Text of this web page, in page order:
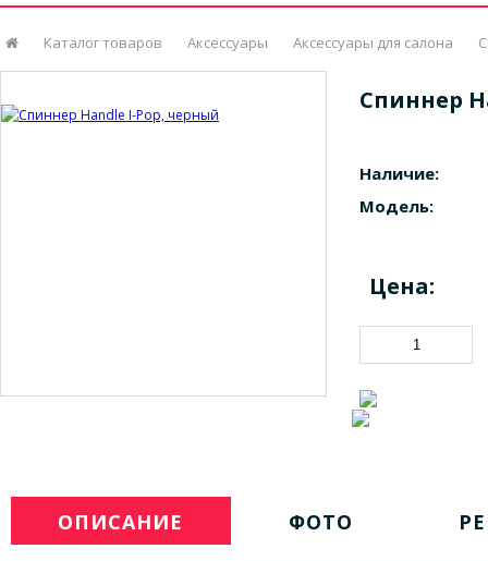
Каталог товаров Аксессуары Аксессуары для салона
Спиннер
Наличие:
Модель:
Цена:
ОПИСАНИЕ ФОТО